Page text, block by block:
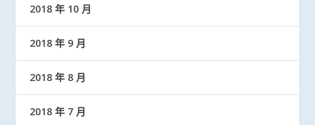
2018 年 10 月
2018 年 9 月
2018 年 8 月
2018 年 7 月